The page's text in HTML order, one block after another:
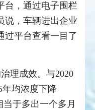
台，通过电子围栏
说，车辆进出企业
过平台查看一目了
理成效。与2020
均浓度下降
于多出一个多月